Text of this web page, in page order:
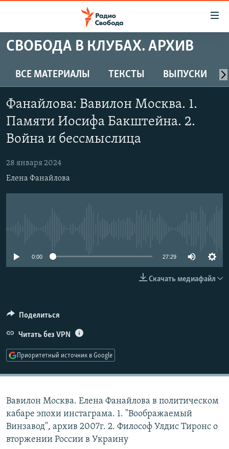
упрощенного
Вернуться
к
основному
содержанию
Вернутся
навигации
Вернутся
ПРОГРАММЫ
ПОДКАСТЫ
ЦИТАТЫ СВОБОДЫ
МНЕНИЯ
IDEL.РЕАЛИИ
КАВКАЗ.РЕАЛИИ
ПОДПИШИТЕСЬ НА РАССЫЛКУ
Все сайты РСЕ/РС
СВОБОДА В КЛУБАХ. АРХИВ
ВСЕ МАТЕРИАЛЫ ТЕКСТЫ ВЫПУСКИ
Фанайлова: Вавилон Москва. 1.
Памяти Иосифа Бакштейна. 2.
Война и бессмыслица
28 января 2024
Елена Фанайлова
0:00 27:29
Скачать медиафайл
Поделиться
Читать без VPN
Приоритетный источник в Google
Вавилон Москва. Елена Фанайлова в политическом
кабаре эпохи инстаграма. 1. "Воображаемый
Винзавод", архив 2007г. 2. Философ Улдис Тиронс о
вторжении России в Украину